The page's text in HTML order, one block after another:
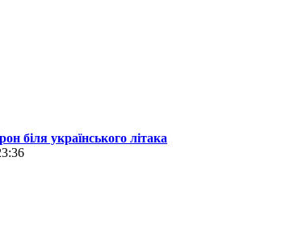
біля українського літака